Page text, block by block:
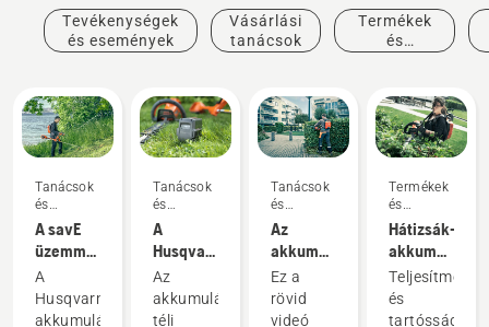
Tevékenységek
és események
Vásárlási
tanácsok
Termékek
és
Tanácsok
és
útmutatók
A savE
üzemmód
használata
az
akkumulátoros
A
Husqvarna
akkumulátoros
Tanácsok
és
útmutatók
A
Husqvarna
akkumulátor
téli
tárolása
Az
akkumulátorok
téli
Tanácsok
és
útmutatók
Az
akkumulátor-
hátizsák
helyes
felhelyezése
Ez a
rövid
videó
Termékek
és
innovációk
Hátizsák-
akkumulátor:
A kézi
szerszámok
Teljesítmény
és
tartósság